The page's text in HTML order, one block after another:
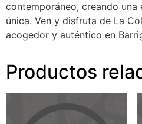
contemporáneo, creando una
única. Ven y disfruta de La
acogedor y auténtico en
Productos